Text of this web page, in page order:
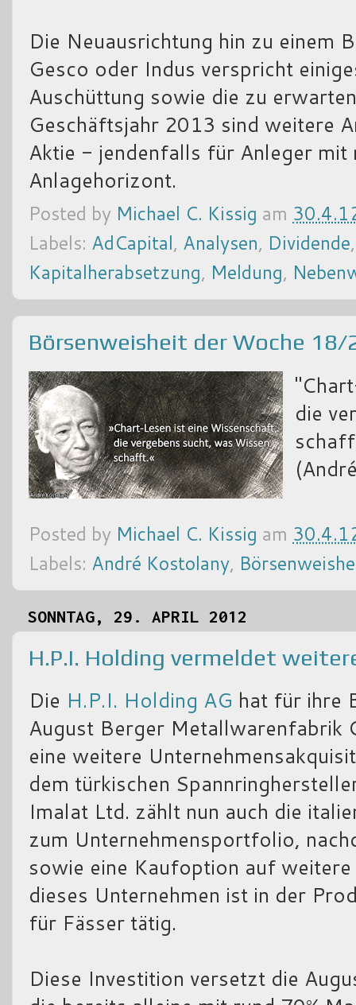
Die Neuausrichtung hin zu einem
Gesco oder Indus verspricht
Auschüttung sowie die zu
Geschäftsjahr 2013 sind weitere
Aktie - jendenfalls für Anleger
Anlagehorizont.
Posted by Michael C. Kissig am
Labels: AdCapital, Analysen, Dividende
Kapitalherabsetzung, Meldung,
Börsenweisheit der Woche 18/
die
Posted by Michael C. Kissig am
Labels: André Kostolany,
SONNTAG, 29. APRIL 2012
H.P.I. Holding vermeldet
Die H.P.I. Holding AG hat für ihre
August Berger Metallwarenfabrik
eine weitere
dem türkischen
Imalat Ltd. zählt nun auch die
zum Unternehmensportfolio,
sowie eine Kaufoption auf
dieses Unternehmen ist in der
für Fässer tätig.
Diese Investition versetzt die